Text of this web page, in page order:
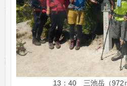
13：40 三池岳（972